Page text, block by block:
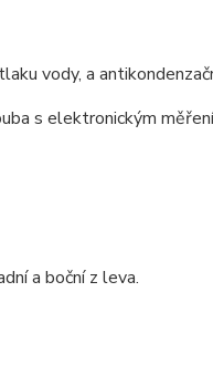
vody, a
s elektronickým
a boční z leva.